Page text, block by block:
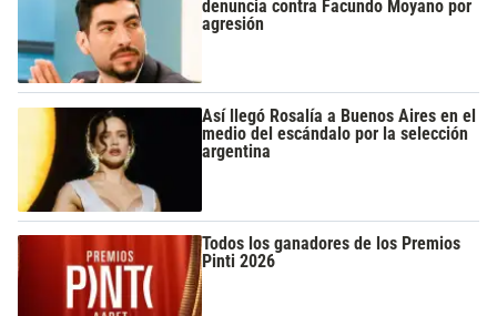
denuncia contra Facundo Moyano por
agresión
Así llegó Rosalía a Buenos Aires en el
medio del escándalo por la selección
argentina
Todos los ganadores de los Premios
Pinti 2026